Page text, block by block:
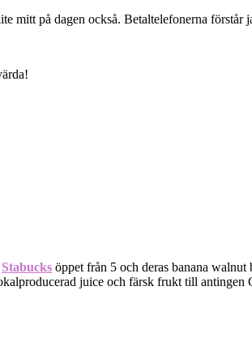
mitt på dagen också. Betaltelefonerna förstår
Stabucks öppet från 5 och deras banana walnut
juice och färsk frukt till